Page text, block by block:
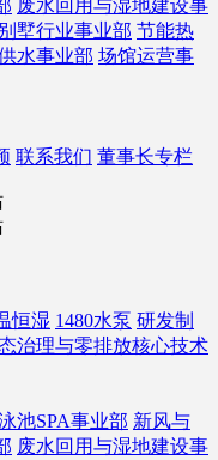
废水回用与湿地建设事
别墅行业事业部 节能热
水事业部 场馆运营事
联系我们 董事长专栏
恒湿 1480水泵 研发制
治理与零排放核心技术
池SPA事业部 新风与
废水回用与湿地建设事